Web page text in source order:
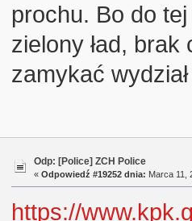
prochu. Bo do
zielony ład, brak
zamykać
Odp: [Police] ZCH Police
« Odpowiedź #19252 dnia: Marca 11,
https://